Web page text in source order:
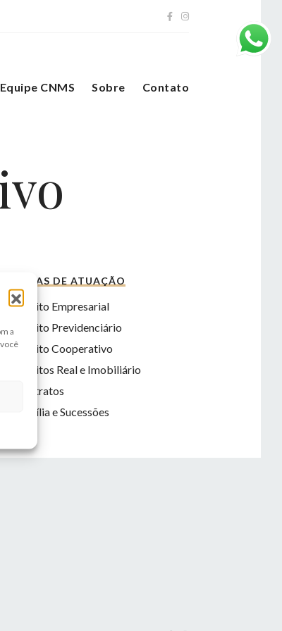
a
Equipe CNMS Sobre Contato
ÁREAS DE ATUAÇÃO
Direito Empresarial
Direito Previdenciário
Direito Cooperativo
Direitos Real e Imobiliário
Contratos
Família e Sucessões